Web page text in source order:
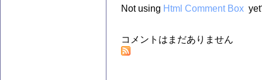
Not using Html Comment Box
コメントはまだありません